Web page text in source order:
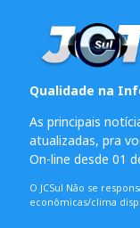
Qualidade na
As principais
atualizadas, pra
On-line desde 01
O JCSul Não se
econômicas/clima